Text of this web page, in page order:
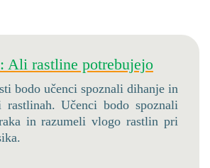
Ali rastline potrebujejo
bodo učenci spoznali dihanje in
rastlinah. Učenci bodo spoznali
in razumeli vlogo rastlin pri